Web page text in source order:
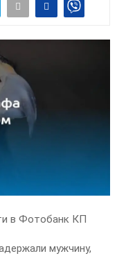
в Фотобанк КП
мужчину,